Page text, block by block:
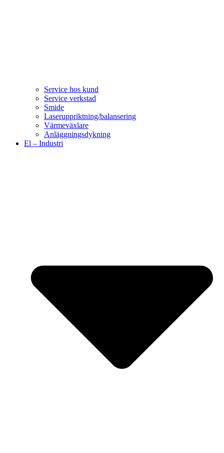
Service hos kund
Service verkstad
Smide
Laseruppriktning/balansering
Värmeväxlare
Anläggningsdykning
El – Industri